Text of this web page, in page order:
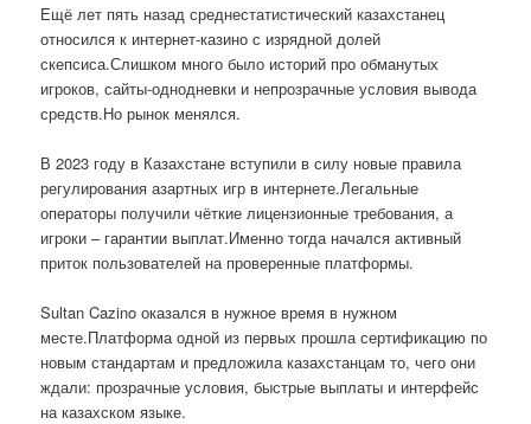
Ещё лет пять назад среднестатистический казахстанец
относился к интернет-казино с изрядной долей
скепсиса.Слишком много было историй про обманутых
игроков, сайты-однодневки и непрозрачные условия вывода
средств.Но рынок менялся.
В 2023 году в Казахстане вступили в силу новые правила
регулирования азартных игр в интернете.Легальные
операторы получили чёткие лицензионные требования, а
игроки – гарантии выплат.Именно тогда начался активный
приток пользователей на проверенные платформы.
Sultan Cazino оказался в нужное время в нужном
месте.Платформа одной из первых прошла сертификацию по
новым стандартам и предложила казахстанцам то, чего они
ждали: прозрачные условия, быстрые выплаты и интерфейс
на казахском языке.